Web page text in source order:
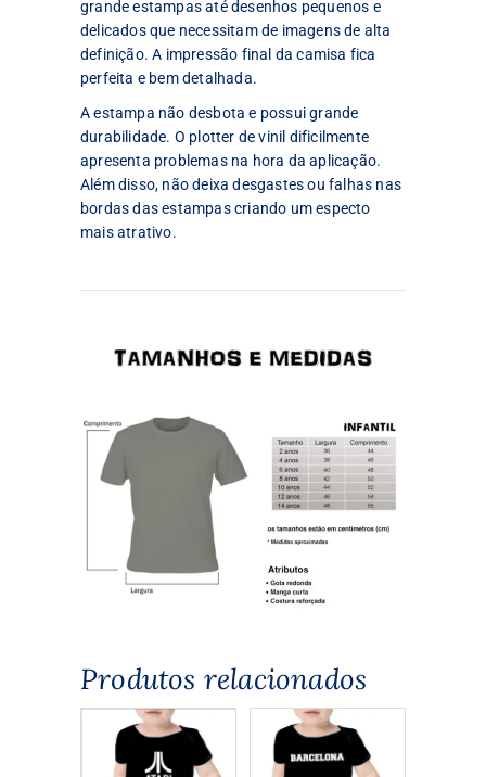
grande estampas até desenhos pequenos e
delicados que necessitam de imagens de alta
definição. A impressão final da camisa fica
perfeita e bem detalhada.
A estampa não desbota e possui grande
durabilidade. O plotter de vinil dificilmente
apresenta problemas na hora da aplicação.
Além disso, não deixa desgastes ou falhas nas
bordas das estampas criando um especto
mais atrativo.
Produtos relacionados